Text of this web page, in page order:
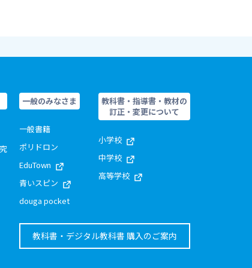
一般のみなさま
一般書籍
ポリドロン
EduTown
青いスピン
douga pocket
教科書・指導書・教材の
訂正・変更について
小学校
中学校
高等学校
教科書・デジタル教科書 購入のご案内